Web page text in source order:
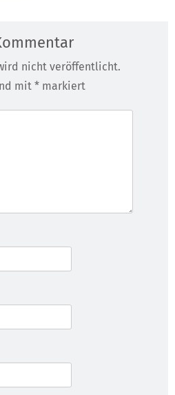
nicht veröffentlicht.
mit * markiert